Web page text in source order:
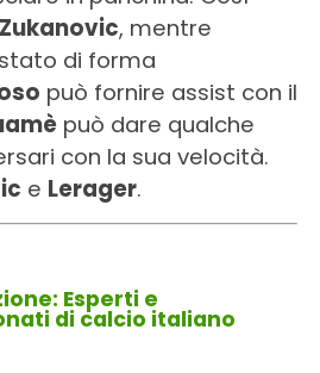
Zukanovic, mentre
di forma
può fornire assist con il
può dare qualche
con la sua velocità.
e Lerager.
Esperti e
di calcio italiano